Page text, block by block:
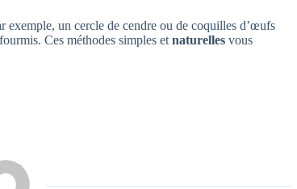
exemple, un cercle de cendre ou de coquilles d’œufs
Ces méthodes simples et naturelles vous